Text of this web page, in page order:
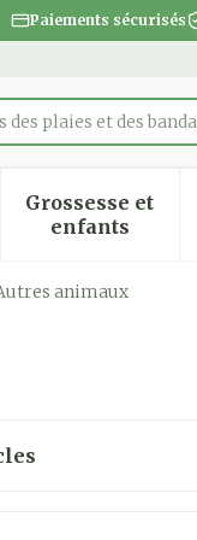
Paiements sécurisés
plaies et des
catégorie
sous-menu
Grossesse et
enfantsAfficher le
animaux